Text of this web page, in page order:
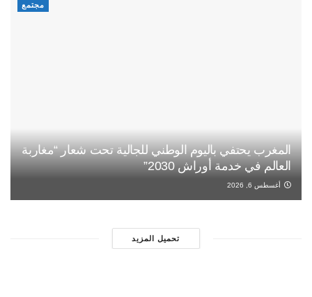
مجتمع
المغرب يحتفي باليوم الوطني للجالية تحت شعار “مغاربة
العالم في خدمة أوراش 2030”
أغسطس 6, 2026
تحميل المزيد